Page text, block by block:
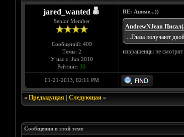
jared_wanted
Senior Member
Сообщений: 409
Темы: 2
У нас с: Jun 2010
Рейтинг: 35
RE: Аниме...))
AndrewNJean
....Глаза получают
извращенцы не
01-21-2013, 02:11 PM
« Предыдущая| Следующая»
Сообщения в этой теме